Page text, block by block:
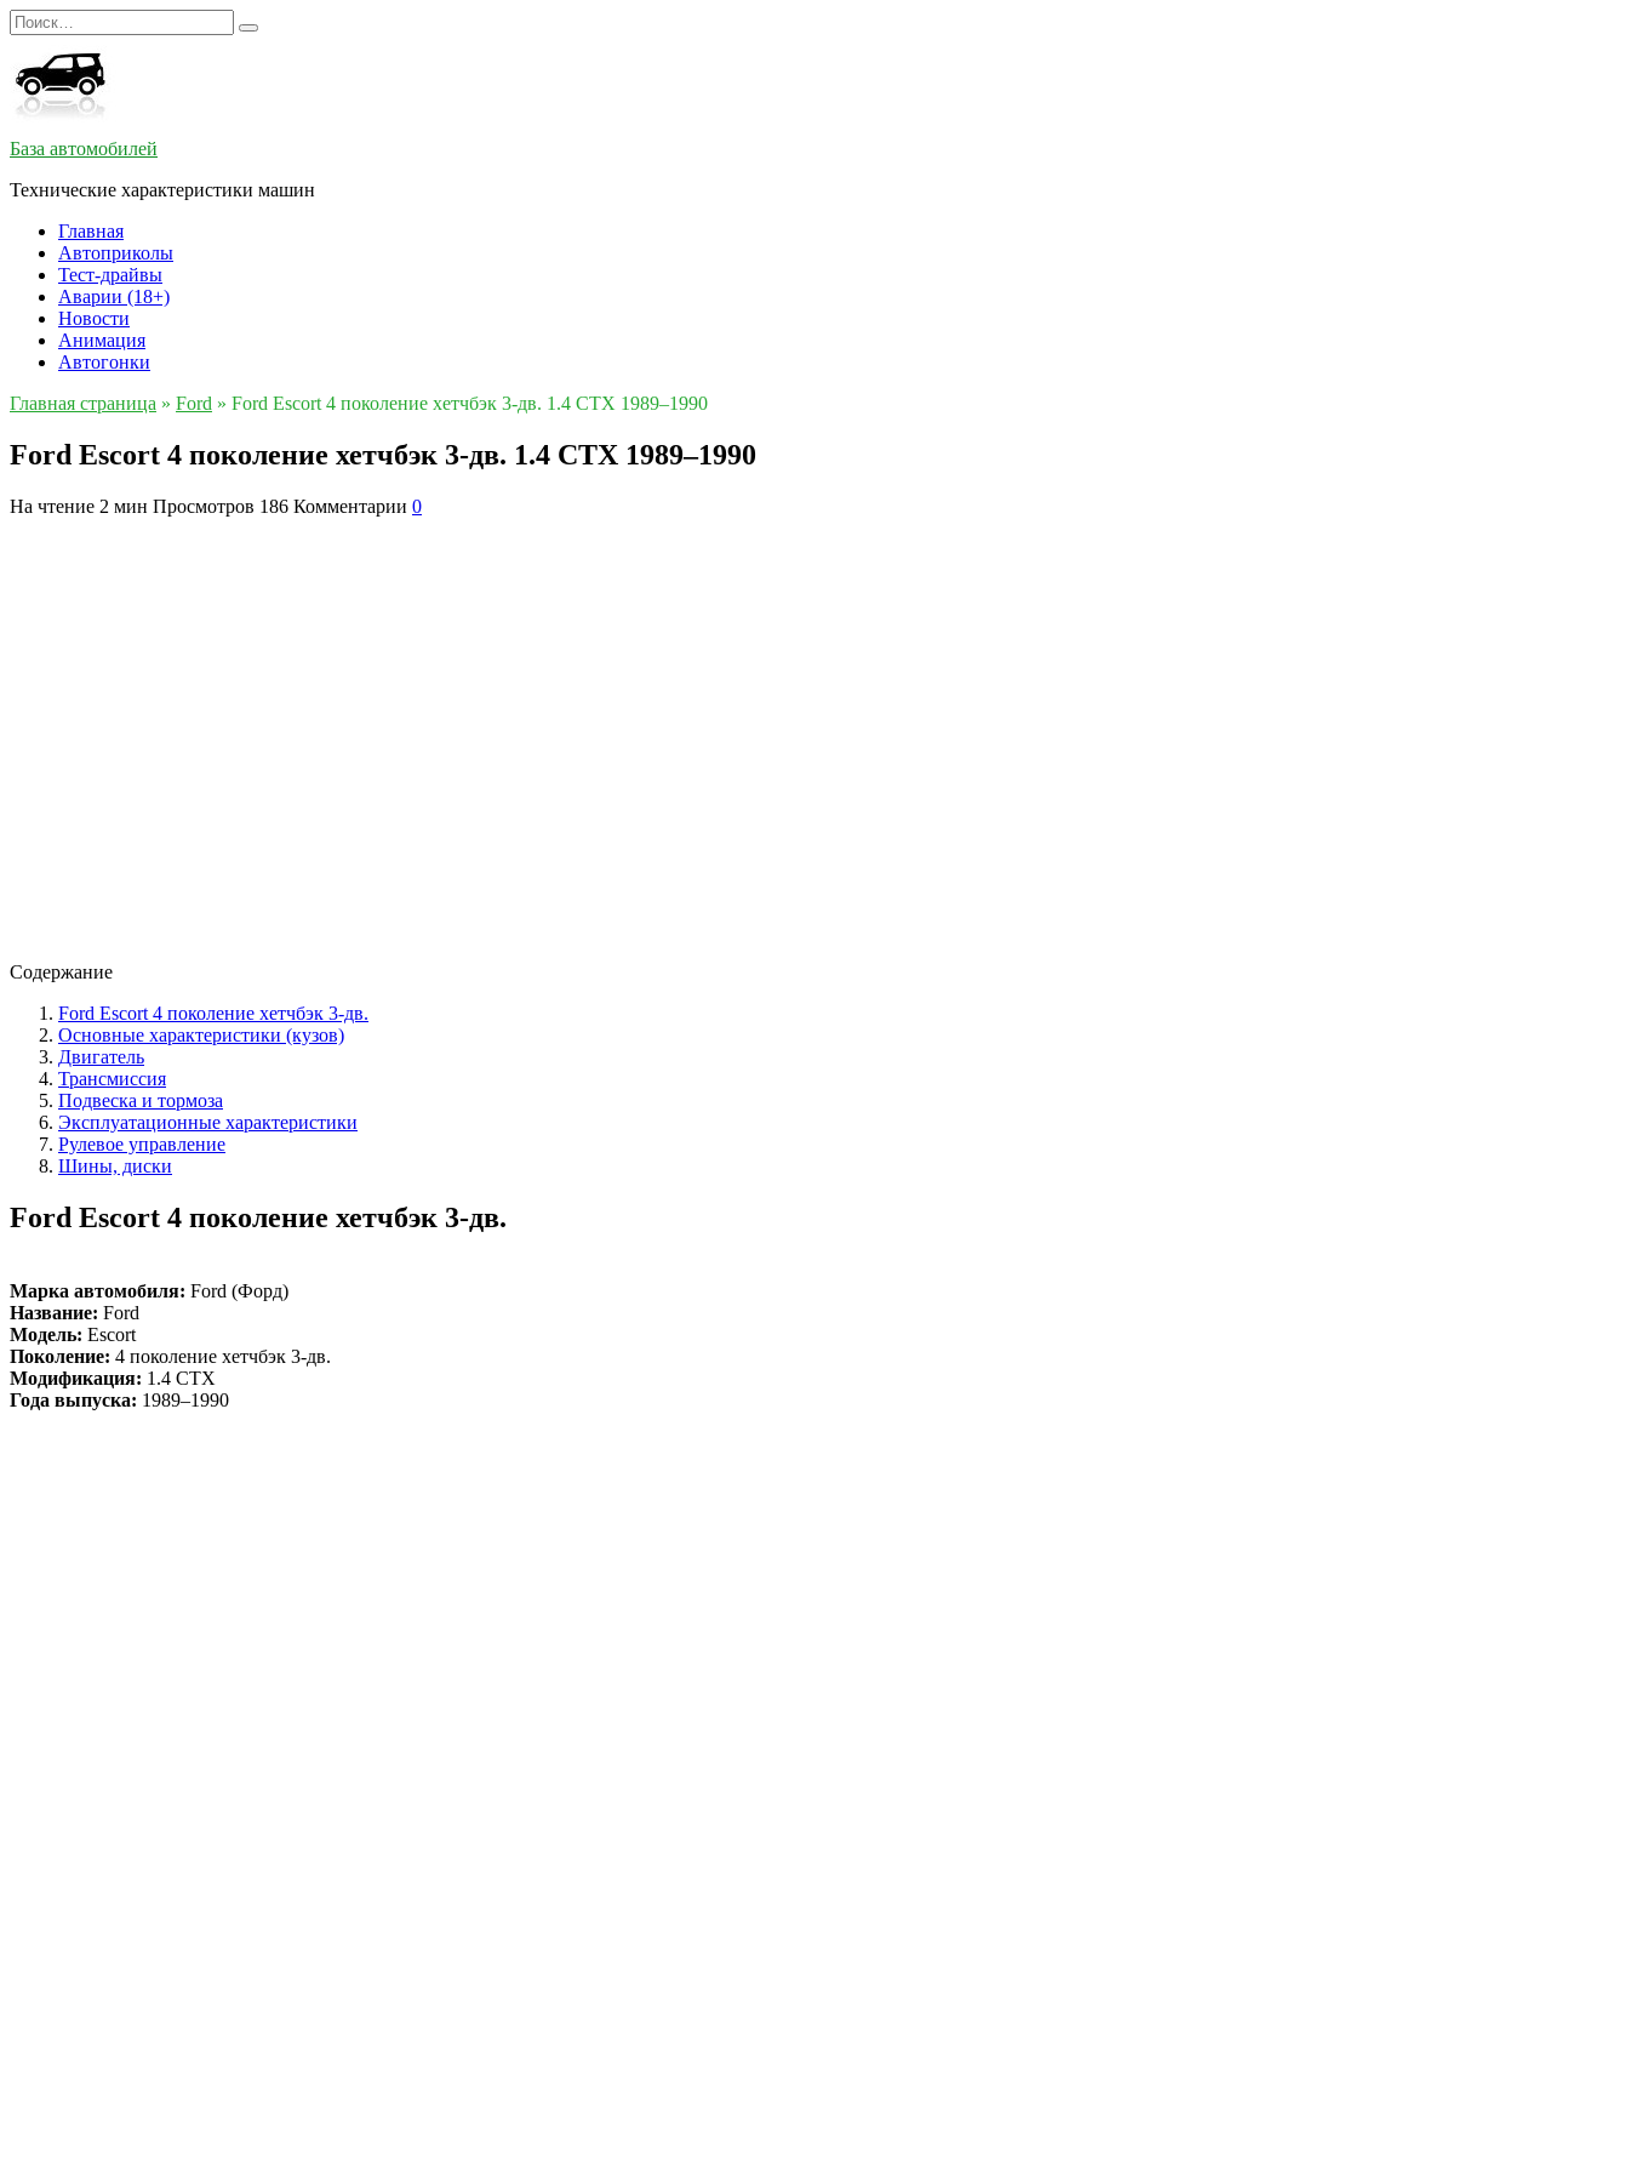
Перейти
к
содержанию
Search
for:
База автомобилей
Технические характеристики машин
Главная
Автоприколы
Тест-драйвы
Аварии (18+)
Новости
Анимация
Автогонки
Главная страница » Ford » Ford Escort 4 поколение хетчбэк 3-дв. 1.4 CTX 1989–1990
Ford Escort 4 поколение хетчбэк 3-дв. 1.4 CTX 1989–1990
На чтение 2 мин Просмотров 186 Комментарии 0
Содержание
Ford Escort 4 поколение хетчбэк 3-дв.
Основные характеристики (кузов)
Двигатель
Трансмиссия
Подвеска и тормоза
Эксплуатационные характеристики
Рулевое управление
Шины, диски
Ford Escort 4 поколение хетчбэк 3-дв.
Марка автомобиля: Ford (Форд)
Название: Ford
Модель: Escort
Поколение: 4 поколение хетчбэк 3-дв.
Модификация: 1.4 CTX
Года выпуска: 1989–1990